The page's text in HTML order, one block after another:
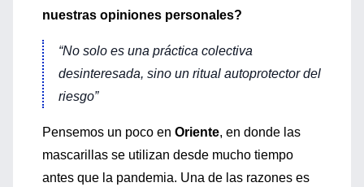
nuestras opiniones personales?
“No solo es una práctica colectiva
desinteresada, sino un ritual autoprotector del
riesgo”
Pensemos un poco en Oriente, en donde las
mascarillas se utilizan desde mucho tiempo
antes que la pandemia. Una de las razones es